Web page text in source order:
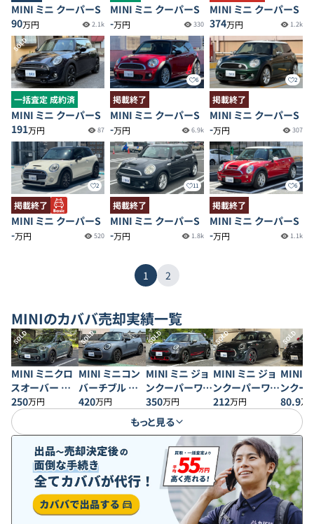
MINI ミニ クーパーS
90万円 2.1k
MINI ミニ クーパーS
-万円 330
MINI ミニ クーパーS
374万円 1.2k
SOLD
一括査定 成約済
MINI ミニ クーパーS
191万円 87
6
掲載終了
MINI ミニ クーパーS
-万円 6.9k
2
掲載終了
MINI ミニ クーパーS
-万円 307
2
掲載終了
MINI ミニ クーパーS
-万円 520
11
掲載終了
MINI ミニ クーパーS
-万円 1.8k
6
掲載終了
MINI ミニ クーパーS
-万円 1.1k
1 2
MINIのカババ売却実績一覧
SOLD
MINI ミニクロ
スオーバー ク
ーパーD
250万円
SOLD
MINI ミニコン
バーチブル ク
ーパーS
420万円
SOLD
MINI ミニ ジョ
ンクーパーワー
クスGP
350万円
SOLD
MINI ミニ ジョ
ンクーパーワー
クス
212万円
SOLD
MINI
ンクー
クス
80.9万
もっと見る